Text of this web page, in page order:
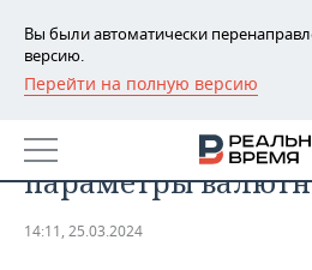
Вы были автоматически
версию.
Перейти на полную версию
РЕГИОНЫ
БАШКОРТОСТАН
ТАТАРСТАН
НОВОСТИ
АНАЛИТИКА
Банк России
параметры
14:11, 25.03.2024